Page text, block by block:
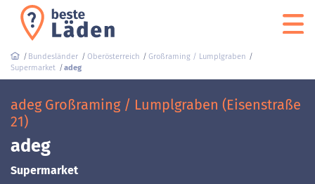
Bundesländer Oberösterreich
Großraming / Lumplgraben
Supermarket
adeg
adeg Großraming / Lumplgraben (Eisenstraße
21)
adeg
Supermarket